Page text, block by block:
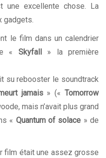
excellente chose. La
gadgets.
le film dans un calendrier
« Skyfall
» la première
su rebooster le soundtrack
jamais» («Tomorrow
mais n’avait plus grand
« Quantum of solace » de
film était une assez grosse